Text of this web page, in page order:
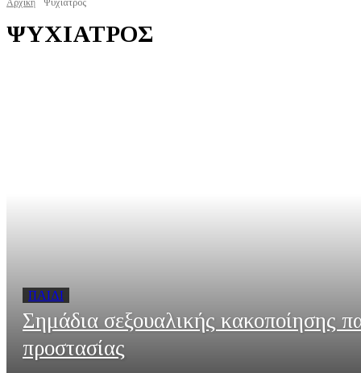
ΨΥΧΊΑΤΡΟΣ
ΠΑΙΔΊ
Σημάδια σεξουαλικής κακοποίησης
προστασίας